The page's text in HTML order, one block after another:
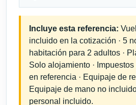
Incluye esta referencia:
incluido en la cotización · 5
habitación para 2 adultos ·
Solo alojamiento ·
en referencia · Equipaje de
Equipaje de mano no
personal incluido.